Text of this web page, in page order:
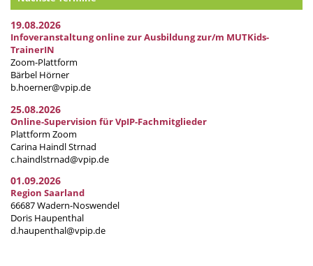
19.08.2026
Infoveranstaltung online zur Ausbildung zur/m MUTKids-
TrainerIN
Zoom-Plattform
Bärbel Hörner
b.hoerner@vpip.de
25.08.2026
Online-Supervision für VpIP-Fachmitglieder
Plattform Zoom
Carina Haindl Strnad
c.haindlstrnad@vpip.de
01.09.2026
Region Saarland
66687 Wadern-Noswendel
Doris Haupenthal
d.haupenthal@vpip.de